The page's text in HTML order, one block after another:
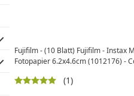
Fujifilm - (10 Blatt) Fujifilm - Instax
Fotopapier 6.2x4.6cm (1012176) -
(1)